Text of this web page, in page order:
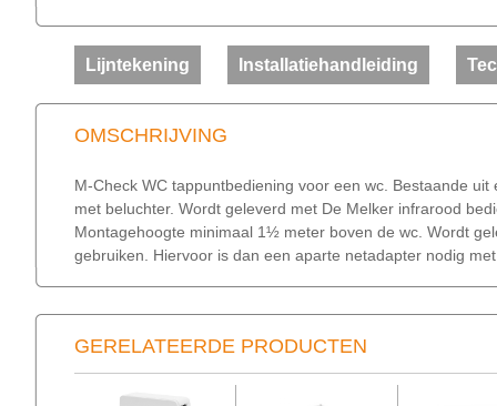
Lijntekening Installatiehandleiding
OMSCHRIJVING
M-Check WC tappuntbediening voor een wc. Bestaande
met beluchter. Wordt geleverd met De Melker infrarood
Montagehoogte minimaal 1½ meter boven de wc. Wordt
gebruiken. Hiervoor is dan een aparte netadapter nodig
GERELATEERDE PRODUCTEN